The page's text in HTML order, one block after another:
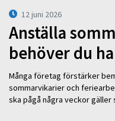
12 juni 2026
Anställa
behöver du
Många företag förstärker
sommarvikarier och
ska pågå några veckor